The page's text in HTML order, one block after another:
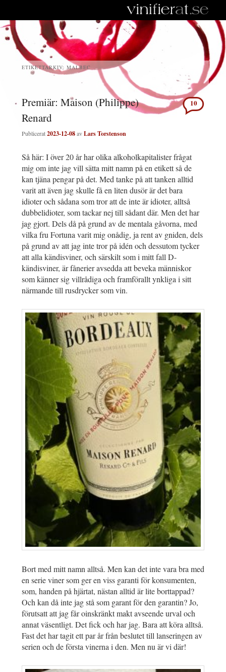
ETIKETTARKIV: MALBEC
Premiär: Maison (Philippe)
Renard
Publicerat2023-12-08avLars Torstenson
10
Så här: I över 20 år har olika alkoholkapitalister frågat
mig om inte jag vill sätta mitt namn på en etikett så de
kan tjäna pengar på det. Med tanke på att tanken alltid
varit att även jag skulle få en liten dusör är det bara
idioter och sådana som tror att de inte är idioter, alltså
dubbelidioter, som tackar nej till sådant där. Men det har
jag gjort. Dels då på grund av de mentala gåvorna, med
vilka fru Fortuna varit mig onådig, ja rent av gniden, dels
på grund av att jag inte tror på idén och dessutom tycker
att alla kändisviner, och särskilt som i mitt fall D-
kändisviner, är fånerier avsedda att beveka människor
som känner sig villrådiga och framförallt ynkliga i sitt
närmande till rusdrycker som vin.
Bort med mitt namn alltså. Men kan det inte vara bra med
en serie viner som ger en viss garanti för konsumenten,
som, handen på hjärtat, nästan alltid är lite borttappad?
Och kan då inte jag stå som garant för den garantin? Jo,
förutsatt att jag får oinskränkt makt avseende urval och
annat väsentligt. Det fick och har jag. Bara att köra alltså.
Fast det har tagit ett par år från beslutet till lanseringen av
serien och de första vinerna i den. Men nu är vi där!